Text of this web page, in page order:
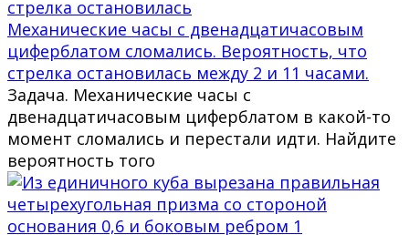
Механические часы с двенадцатичасовым
циферблатом сломались. Вероятность, что
стрелка остановилась между 2 и 11 часами.
Задача. Механические часы с
двенадцатичасовым циферблатом в какой-то
момент сломались и перестали идти. Найдите
вероятность того